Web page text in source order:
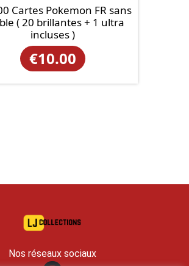
Cartes Pokemon FR sans
( 20 brillantes + 1 ultra
incluses )
€10.00
Nos réseaux sociaux